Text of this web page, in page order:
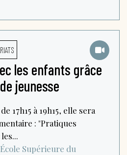
les enfants grâce
jeunesse
17h15 à 19h15, elle sera
: "Pratiques
École Supérieure du